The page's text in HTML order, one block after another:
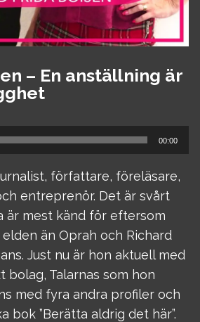
– En anställning är
00:00
författare, föreläsare,
entreprenör. Det är svårt
är mest känd för eftersom
än Oprah och Richard
Just nu är hon aktuell med
Talarnas som hon
med fyra andra profiler och
bok ”Berätta aldrig det här”.